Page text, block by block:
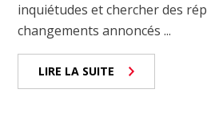
inquiétudes et chercher des
changements annoncés ...
LIRE LA SUITE